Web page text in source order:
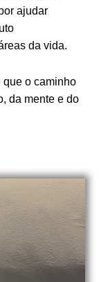
ajudar
da vida.
que o caminho
da mente e do